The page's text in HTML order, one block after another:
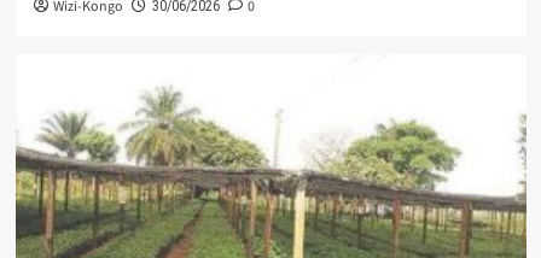
Wizi-Kongo 30/06/2026 0